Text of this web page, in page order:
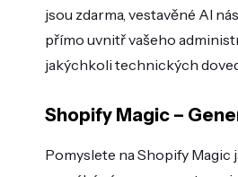
jsou zdarma, vestavěné AI
přímo uvnitř vašeho
jakýchkoli technických
Shopify Magic –
Pomyslete na Shopify